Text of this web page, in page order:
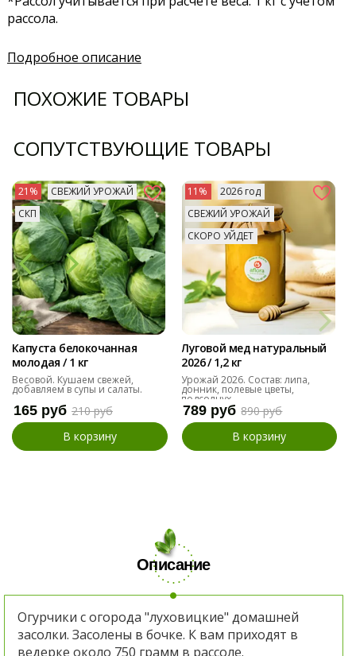
рассола.
Подробное описание
ПОХОЖИЕ ТОВАРЫ
СОПУТСТВУЮЩИЕ ТОВАРЫ
21%
СВЕЖИЙ УРОЖАЙ
СКП
Капуста белокочанная
молодая / 1 кг
Весовой. Кушаем свежей,
добавляем в супы и салаты.
165 руб 210 руб
В корзину
11%
2026 год
СВЕЖИЙ УРОЖАЙ
СКОРО УЙДЕТ
Луговой мед натуральный
2026 / 1,2 кг
Урожай 2026. Состав: липа,
донник, полевые цветы,
подсолнух
789 руб 890 руб
В корзину
Описание
Огурчики с огорода "луховицкие" домашней
засолки. Засолены в бочке. К вам приходят в
ведерке около 750 грамм в рассоле.